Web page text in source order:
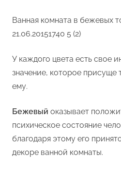
Ванная комната в бежевых
21.06.20151740 5 (2)
У каждого цвета есть свое
значение, которое присуще
ему.
Бежевый оказывает
психическое состояние
благодаря этому его
декоре ванной комнаты.